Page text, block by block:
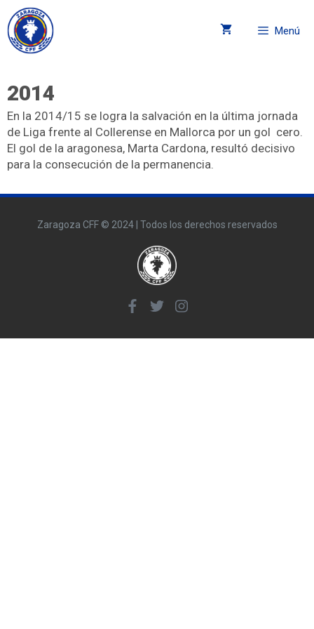
Menú
2014
En la 2014/15 se logra la salvación en la última jornada
de Liga frente al Collerense en Mallorca por un gol cero.
El gol de la aragonesa, Marta Cardona, resultó decisivo
para la consecución de la permanencia.
Zaragoza CFF © 2024 | Todos los derechos reservados